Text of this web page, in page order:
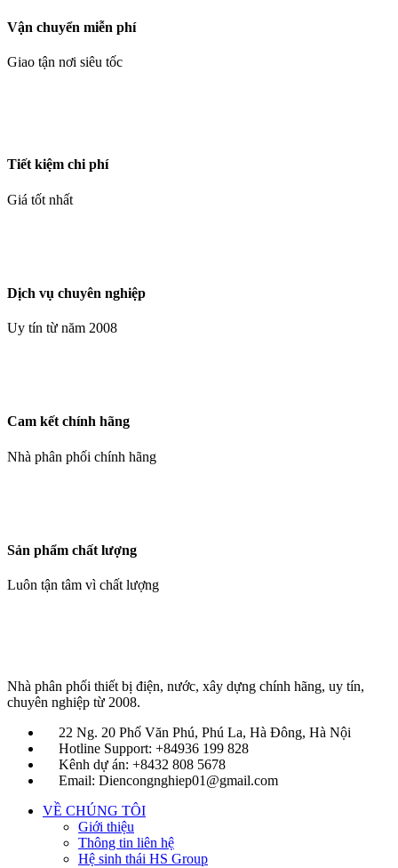
Vận chuyển miễn phí
Giao tận nơi siêu tốc
Tiết kiệm chi phí
Giá tốt nhất
Dịch vụ chuyên nghiệp
Uy tín từ năm 2008
Cam kết chính hãng
Nhà phân phối chính hãng
Sản phẩm chất lượng
Luôn tận tâm vì chất lượng
Nhà phân phối thiết bị điện, nước, xây dựng chính hãng, uy tín,
chuyên nghiệp từ 2008.
22 Ng. 20 Phố Văn Phú, Phú La, Hà Đông, Hà Nội
Hotline Support: +84936 199 828
Kênh dự án: +8432 808 5678
Email: Diencongnghiep01@gmail.com
VỀ CHÚNG TÔI
Giới thiệu
Thông tin liên hệ
Hệ sinh thái HS Group